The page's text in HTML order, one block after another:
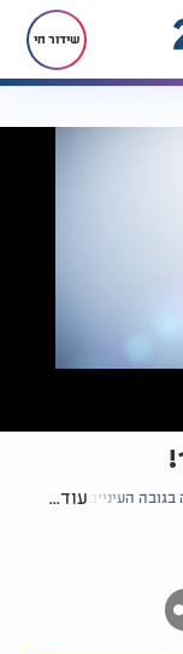
שידור חי
בגובה העיניים עוד...